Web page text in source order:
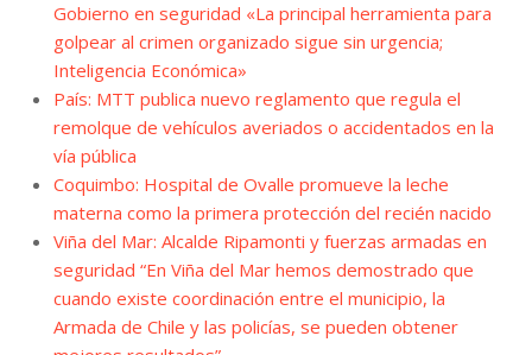
Gobierno en seguridad «La principal herramienta para
golpear al crimen organizado sigue sin urgencia;
Inteligencia Económica»
País: MTT publica nuevo reglamento que regula el
remolque de vehículos averiados o accidentados en la
vía pública
Coquimbo: Hospital de Ovalle promueve la leche
materna como la primera protección del recién nacido
Viña del Mar: Alcalde Ripamonti y fuerzas armadas en
seguridad “En Viña del Mar hemos demostrado que
cuando existe coordinación entre el municipio, la
Armada de Chile y las policías, se pueden obtener